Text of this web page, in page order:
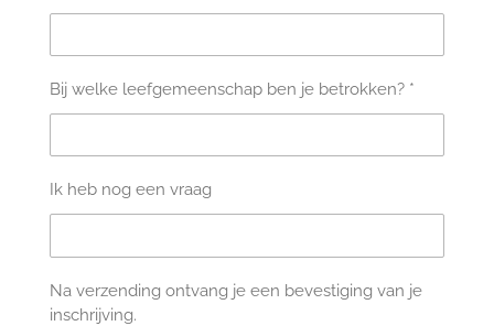
Bij welke leefgemeenschap ben je betrokken? *
Ik heb nog een vraag
Na verzending ontvang je een bevestiging van je
inschrijving.